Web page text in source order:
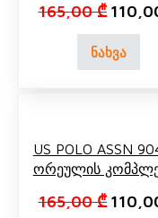
165,00₾
ნახვა
US POLO ASSN
Ორეულის
165,00₾